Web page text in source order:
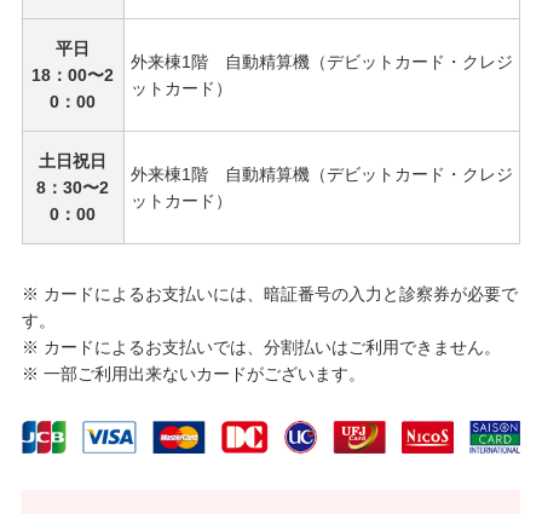
平日
18：00〜2
0：00
外来棟1階 自動精算機（デビットカード・クレジ
ットカード）
土日祝日
8：30〜2
0：00
外来棟1階 自動精算機（デビットカード・クレジ
ットカード）
※ カードによるお支払いには、暗証番号の入力と診察券が必要で
す。
※ カードによるお支払いでは、分割払いはご利用できません。
※ 一部ご利用出来ないカードがございます。